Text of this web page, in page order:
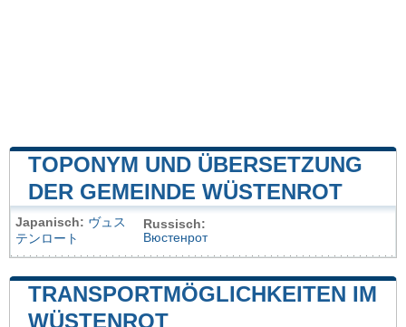
TOPONYM UND ÜBERSETZUNG
DER GEMEINDE WÜSTENROT
Japanisch: ヴュス
テンロート
Russisch:
Вюстенрот
TRANSPORTMÖGLICHKEITEN IM
WÜSTENROT